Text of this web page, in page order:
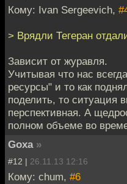
Кому: Ivan Sergeevich,
> Врядли Тегеран
Зависит от журавля.
Учитывая что нас
ресурсы" и то как
поделить, то ситуация
перспективная. А
полном объеме во
Goxa »
#12 | 26.11.13 12:16
Кому: chum, #6